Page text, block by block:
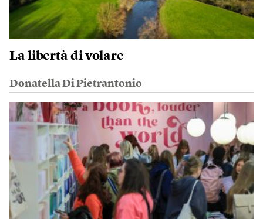
La libertà di volare
Donatella Di Pietrantonio